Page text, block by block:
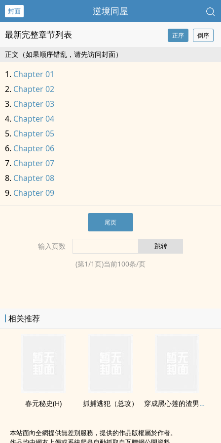
封面 逆境同屋
最新完整章节列表 正序 倒序
正文（如果顺序错乱，请先访问封面）
Chapter 01
Chapter 02
Chapter 03
Chapter 04
Chapter 05
Chapter 06
Chapter 07
Chapter 08
Chapter 09
尾页
输入页数
(第1/1页)当前100条/页
相关推荐
春元秘史(H) 抓捕逃犯（总攻） 穿成黑心莲的渣男前任
本站面向全網提供無差別服務，提供的作品版權屬於作者。